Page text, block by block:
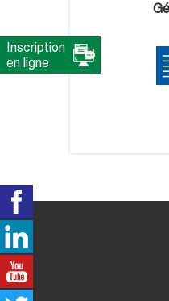
Inscription
en ligne